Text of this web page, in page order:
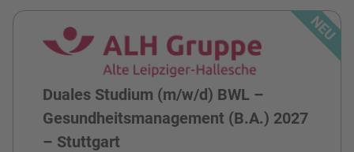
Duales Studium (m/w/d) BWL –
Gesundheitsmanagement (B.A.) 2027
– Stuttgart